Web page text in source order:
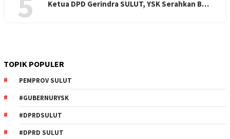
Ketua DPD Gerindra SULUT, YSK Serahkan B…
TOPIK POPULER
PEMPROV SULUT
#GUBERNURYSK
#DPRDSULUT
#DPRD SULUT